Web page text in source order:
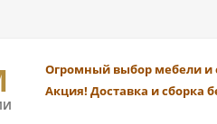
Огромный выбор мебели и
Акция! Доставка и сборка